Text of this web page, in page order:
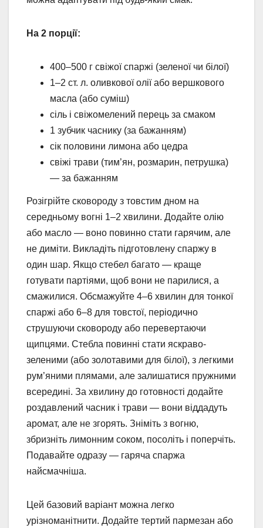
На 2 порції:
400–500 г свіжої спаржі (зеленої чи білої)
1–2 ст. л. оливкової олії або вершкового
масла (або суміш)
сіль і свіжомелений перець за смаком
1 зубчик часнику (за бажанням)
сік половини лимона або цедра
свіжі трави (тим’ян, розмарин, петрушка)
— за бажанням
Розігрійте сковороду з товстим дном на
середньому вогні 1–2 хвилини. Додайте олію
або масло — воно повинно стати гарячим, але
не диміти. Викладіть підготовлену спаржу в
один шар. Якщо стебел багато — краще
готувати партіями, щоб вони не парилися, а
смажилися. Обсмажуйте 4–6 хвилин для тонкої
спаржі або 6–8 для товстої, періодично
струшуючи сковороду або перевертаючи
щипцями. Стебла повинні стати яскраво-
зеленими (або золотавими для білої), з легкими
рум’яними плямами, але залишатися пружними
всередині. За хвилину до готовності додайте
роздавлений часник і трави — вони віддадуть
аромат, але не згорять. Зніміть з вогню,
збризніть лимонним соком, посоліть і поперчіть.
Подавайте одразу — гаряча спаржа
найсмачніша.
Цей базовий варіант можна легко
урізноманітнити. Додайте тертий пармезан або